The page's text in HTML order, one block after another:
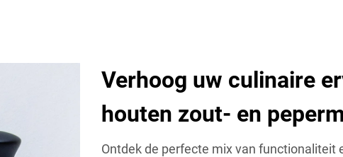
Verhoog uw culinaire
houten zout- en
Ontdek de perfecte mix van functionaliteit